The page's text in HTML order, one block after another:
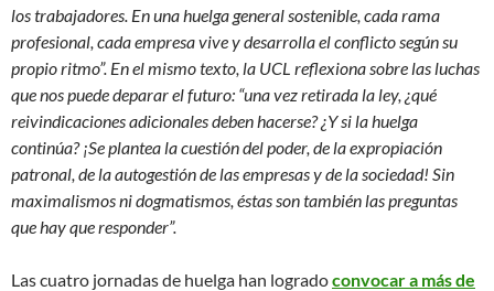
los trabajadores. En una huelga general sostenible, cada rama
profesional, cada empresa vive y desarrolla el conflicto según su
propio ritmo”. En el mismo texto, la UCL reflexiona sobre las luchas
que nos puede deparar el futuro: “una vez retirada la ley, ¿qué
reivindicaciones adicionales deben hacerse? ¿Y si la huelga
continúa? ¡Se plantea la cuestión del poder, de la expropiación
patronal, de la autogestión de las empresas y de la sociedad! Sin
maximalismos ni dogmatismos, éstas son también las preguntas
que hay que responder”.
Las cuatro jornadas de huelga han logradoconvocar a más de